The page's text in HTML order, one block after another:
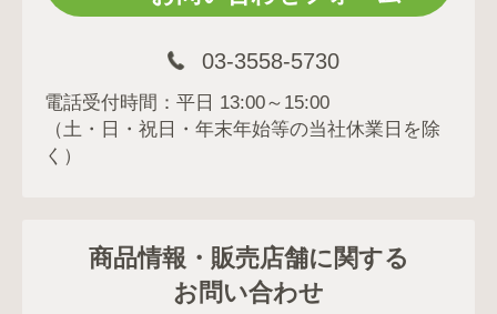
03-3558-5730
電話受付時間：平日 13:00～15:00
（土・日・祝日・年末年始等の当社休業日を除
く）
商品情報・販売店舗に関する
お問い合わせ